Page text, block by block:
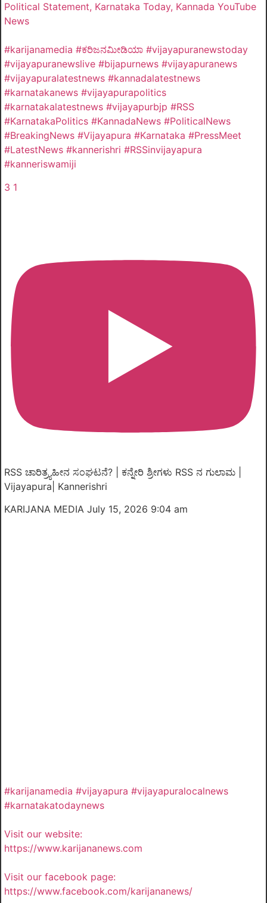
Political Statement, Karnataka Today, Kannada YouTube
News
#karijanamedia #ಕರಿಜನಮೀಡಿಯಾ #vijayapuranewstoday
#vijayapuranewslive #bijapurnews #vijayapuranews
#vijayapuralatestnews #kannadalatestnews
#karnatakanews #vijayapurapolitics
#karnatakalatestnews #vijayapurbjp #RSS
#KarnatakaPolitics #KannadaNews #PoliticalNews
#BreakingNews #Vijayapura #Karnataka #PressMeet
#LatestNews #kannerishri #RSSinvijayapura
#kanneriswamiji
3 1
RSS ಚಾರಿತ್ರ್ಯಹೀನ ಸಂಘಟನೆ? | ಕನ್ನೇರಿ ಶ್ರೀಗಳು RSS ನ ಗುಲಾಮ |
Vijayapura| Kannerishri
KARIJANA MEDIA July 15, 2026 9:04 am
#karijanamedia #vijayapura #vijayapuralocalnews
#karnatakatodaynews
Visit our website:
https://www.karijananews.com
Visit our facebook page:
https://www.facebook.com/karijananews/